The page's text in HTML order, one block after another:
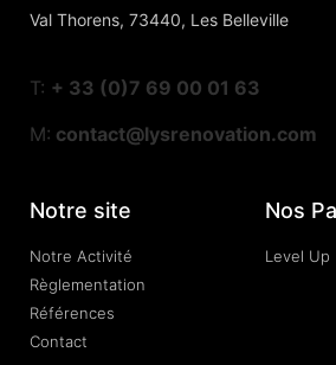
Val Thorens, 73440, Les Belleville
T: + 33 (0)7 69 00 01 63
M: contact@lysrenovation.com
Notre site
Notre Activité
Règlementation
Références
Contact
Nos
Level Up